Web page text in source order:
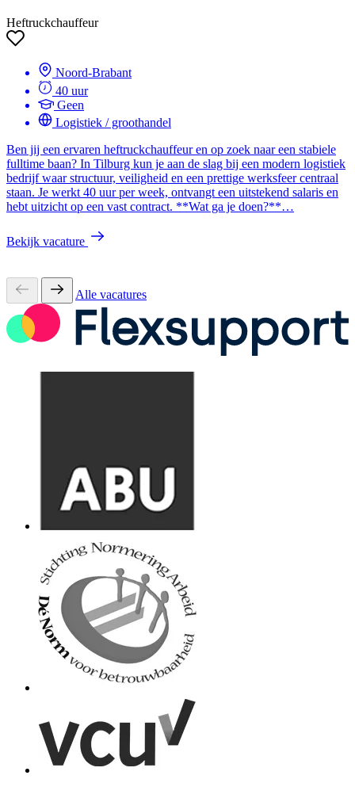
Heftruckchauffeur
Noord-Brabant
40 uur
Geen
Logistiek / groothandel
Ben jij een ervaren heftruckchauffeur en op zoek naar een stabiele
fulltime baan? In Tilburg kun je aan de slag bij een modern logistiek
bedrijf waar structuur, veiligheid en een prettige werksfeer centraal
staan. Je werkt 40 uur per week, ontvangt een uitstekend salaris en
hebt uitzicht op een vast contract. **Wat ga je doen?**…
Bekijk vacature
Alle vacatures